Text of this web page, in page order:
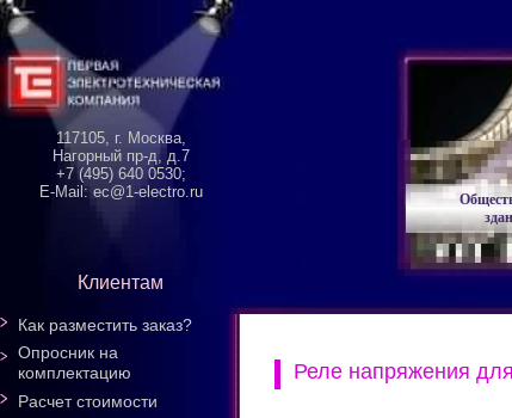
Реле напряжения
Как разместить заказ?
Опросник на
комплектацию
Расчет стоимости
117105, г. Москва,
Нагорный пр-д, д.7
+7 (495) 640 0530;
E-Mail: ec@1-electro.ru
Клиентам